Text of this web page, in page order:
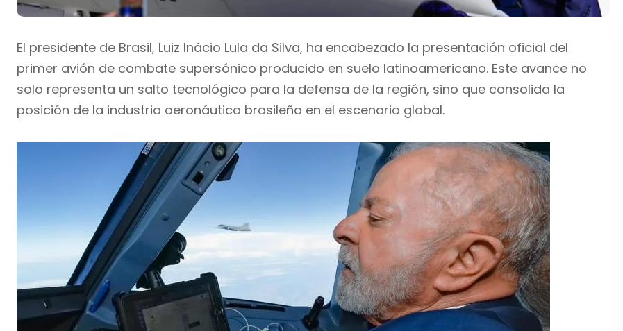
El presidente de Brasil, Luiz Inácio Lula da Silva, ha encabezado la presentación oficial del
primer avión de combate supersónico producido en suelo latinoamericano. Este avance no
solo representa un salto tecnológico para la defensa de la región, sino que consolida la
posición de la industria aeronáutica brasileña en el escenario global.